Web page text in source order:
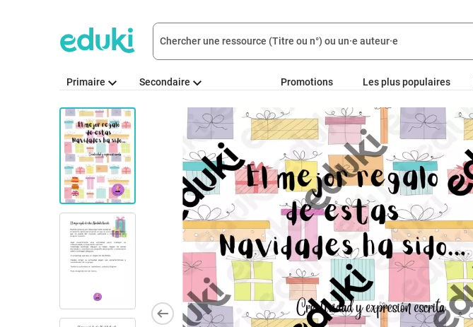
Primaire Secondaire Promotions Les plus populaires